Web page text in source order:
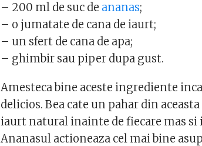
– 200 ml de suc de ananas;
– o jumatate de cana de iaurt;
– un sfert de cana de apa;
– ghimbir sau piper dupa gust.
Amesteca bine aceste ingrediente
delicios. Bea cate un pahar din
iaurt natural inainte de fiecare mas si
Ananasul actioneaza cel mai bine